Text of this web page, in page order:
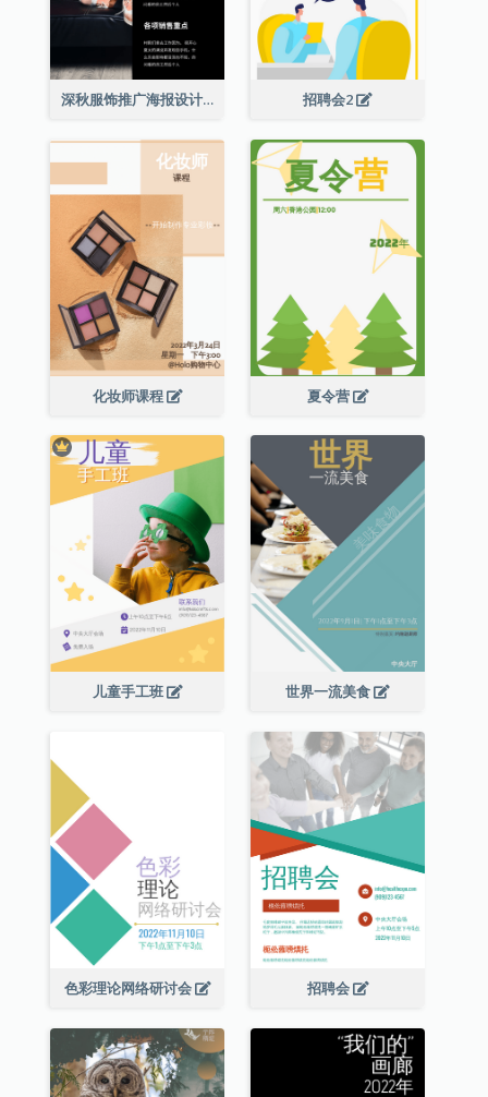
深秋服饰推广海报设计 招聘会2
化妆师课程 夏令营
儿童手工班 世界一流美食
色彩理论网络研讨会 招聘会